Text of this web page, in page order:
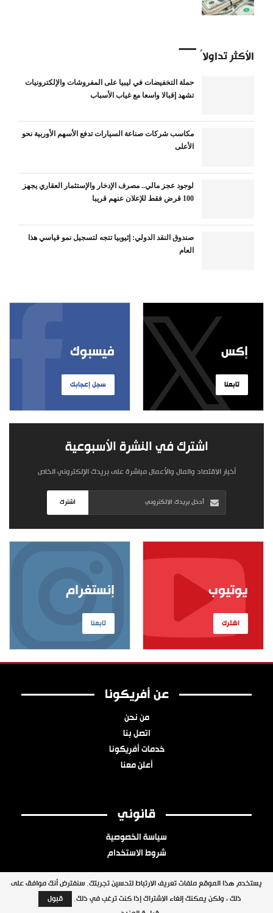
الأكثر تداولاً
حملة التخفيضات في ليبيا على المفروشات والإلكترونيات
تشهد إقبالا واسعا مع غياب الأسباب
مكاسب شركات صناعة السيارات تدفع الأسهم الأوربية نحو
الأعلى
لوجود عجز مالي.. مصرف الإدخار والإستثمار العقاري يجهز
100 قرض فقط للإعلان عنهم قريبا
صندوق النقد الدولي: إثيوبيا تتجه لتسجيل نمو قياسي هذا
العام
فيسبوك
سجل إعجابك
إكس
تابعنا
اشترك في النشرة الأسبوعية
أخبار الاقتصاد والمال والأعمال مباشرة على بريدك الإلكتروني الخاص
اشترك
إنستغرام
تابعنا
يوتيوب
اشترك
عن أفريكونا
من نحن
اتصل بنا
خدمات أفريكونا
أعلن معنا
قانوني
سياسة الخصوصية
شروط الاستخدام
جميع الحقوق محفوظة © 2026 شبكة أفريكونا
يستخدم هذا الموقع ملفات تعريف الارتباط لتحسين تجربتك. سنفترض أنك موافق على
ذلك ، ولكن يمكنك إلغاء الاشتراك إذا كنت ترغب في ذلك.
قبول